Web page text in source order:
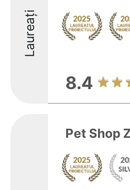
Laureați
8.4
Pet Shop